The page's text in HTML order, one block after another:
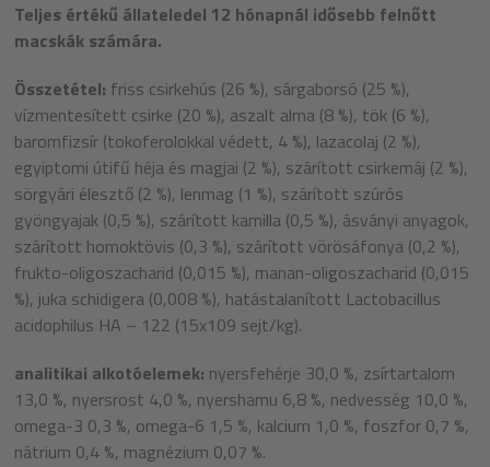
Teljes értékű állateledel 12 hónapnál idősebb felnőtt
macskák számára.
Összetétel: friss csirkehús (26 %), sárgaborsó (25 %),
vízmentesített csirke (20 %), aszalt alma (8 %), tök (6 %),
baromfizsír (tokoferolokkal védett, 4 %), lazacolaj (2 %),
egyiptomi útifű héja és magjai (2 %), szárított csirkemáj (2 %),
sörgyári élesztő (2 %), lenmag (1 %), szárított szúrós
gyöngyajak (0,5 %), szárított kamilla (0,5 %), ásványi anyagok,
szárított homoktövis (0,3 %), szárított vörösáfonya (0,2 %),
frukto-oligoszacharid (0,015 %), manan-oligoszacharid (0,015
%), juka schidigera (0,008 %), hatástalanított Lactobacillus
acidophilus HA – 122 (15x109 sejt/kg).
analitikai alkotóelemek: nyersfehérje 30,0 %, zsírtartalom
13,0 %, nyersrost 4,0 %, nyershamu 6,8 %, nedvesség 10,0 %,
omega-3 0,3 %, omega-6 1,5 %, kalcium 1,0 %, foszfor 0,7 %,
nátrium 0,4 %, magnézium 0,07 %.